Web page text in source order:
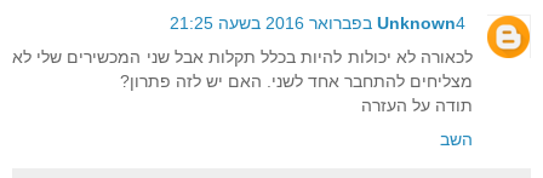
Unknown4 בפברואר 2016 בשעה 21:25
לכאורה לא יכולות להיות בכלל תקלות אבל שני המכשירים שלי לא
מצליחים להתחבר אחד לשני. האם יש לזה פתרון?
תודה על העזרה
השב